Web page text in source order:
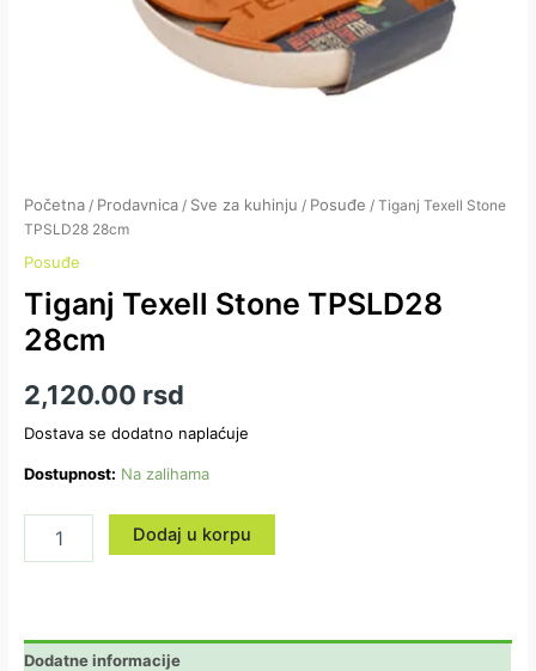
Početna / Prodavnica / Sve za kuhinju / Posuđe / Tiganj Texell Stone
TPSLD28 28cm
Posuđe
Tiganj Texell Stone TPSLD28
28cm
2,120.00 rsd
Dostava se dodatno naplaćuje
Dostupnost: Na zalihama
Dodaj u korpu
Dodatne informacije